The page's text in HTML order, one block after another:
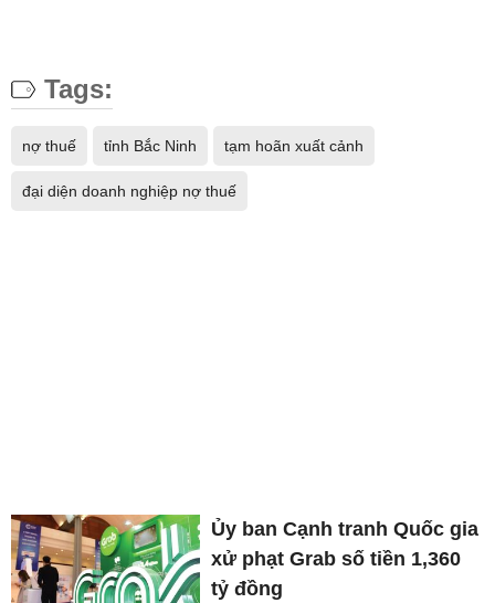
Tags:
nợ thuế tỉnh Bắc Ninh tạm hoãn xuất cảnh
đại diện doanh nghiệp nợ thuế
Ủy ban Cạnh tranh Quốc gia
xử phạt Grab số tiền 1,360
tỷ đồng